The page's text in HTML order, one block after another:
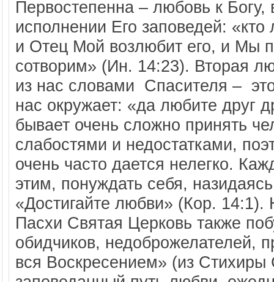
Первостепенна – любовь к
исполнении Его заповедей:
и Отец Мой возлюбит его, и Мы
сотворим» (Ин. 14:23). Вторая
из нас словами Спасителя –
нас окружает: «да любите друг
бывает очень сложно принять
слабостями и недостатками,
очень часто дается нелегко.
этим, понуждать себя,
«Достигайте любви» (Кор.
Пасхи Святая Церковь также
обидчиков, недоброжелателей,
вся Воскресением» (из